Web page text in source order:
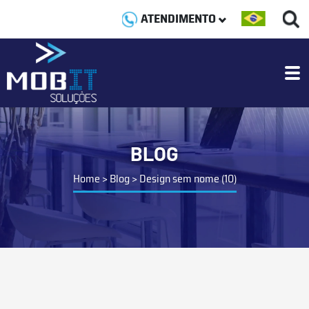
ATENDIMENTO
BLOG
Home >Blog>Design sem nome (10)